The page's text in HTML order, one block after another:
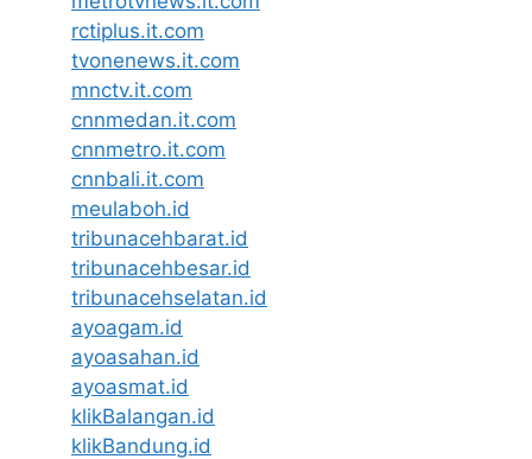
rctiplus.it.com
tvonenews.it.com
mnctv.it.com
cnnmedan.it.com
cnnmetro.it.com
cnnbali.it.com
meulaboh.id
tribunacehbarat.id
tribunacehbesar.id
tribunacehselatan.id
ayoagam.id
ayoasahan.id
ayoasmat.id
klikBalangan.id
klikBandung.id